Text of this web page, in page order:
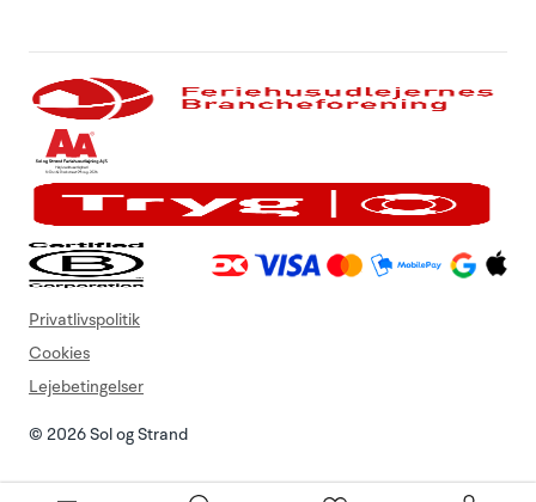
© 2026 Sol og Strand
Privatlivspolitik
Cookies
Lejebetingelser